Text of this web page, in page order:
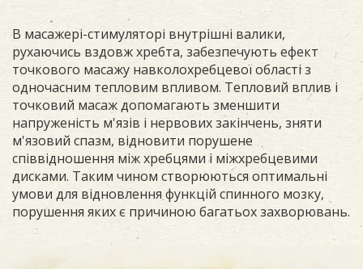
В масажері-стимуляторі внутрішні валики,
рухаючись вздовж хребта, забезпечують ефект
точкового масажу навколохребцевої області з
одночасним тепловим впливом. Тепловий вплив і
точковий масаж допомагають зменшити
напруженість м'язів і нервових закінчень, зняти
м'язовий спазм, відновити порушене
співвідношення між хребцями і міжхребцевими
дисками. Таким чином створюються оптимальні
умови для відновлення функцій спинного мозку,
порушення яких є причиною багатьох захворювань.